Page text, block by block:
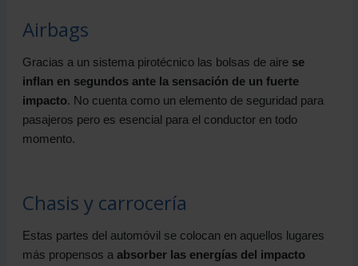
Airbags
Gracias a un sistema pirotécnico las bolsas de aire se
inflan en segundos ante la sensación de un fuerte
impacto. No cuenta como un elemento de seguridad para
pasajeros pero es esencial para el conductor en todo
momento.
Chasis y carrocería
Estas partes del automóvil se colocan en aquellos lugares
más propensos a absorber las energías del impacto